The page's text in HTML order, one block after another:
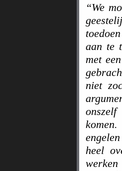
“We
aan te
met
niet
heel